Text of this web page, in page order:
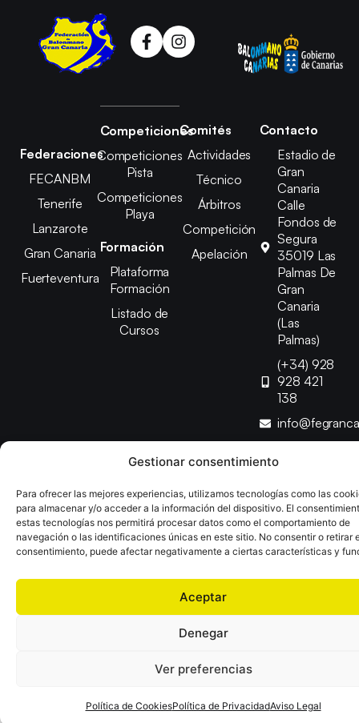
Gestionar consentimiento
Para ofrecer las mejores experiencias, utilizamos tecnologías como las
para almacenar y/o acceder a la información del dispositivo. El
estas tecnologías nos permitirá procesar datos como el comportamiento de
navegación o las identificaciones únicas en este sitio. No consentir o retirar
consentimiento, puede afectar negativamente a ciertas características y
Aceptar
Denegar
Ver preferencias
Política de CookiesPolítica de PrivacidadAviso Legal
Federaciones
FECANBM
Tenerife
Lanzarote
Gran Canaria
Fuerteventura
Competiciones
Competiciones
Pista
Competiciones
Playa
Formación
Plataforma
Formación
Listado de
Cursos
Comités
Actividades
Técnico
Árbitros
Competición
Apelación
Contacto
Estadio de
Gran
Canaria
Calle
Fondos de
Segura
35019 Las
Palmas De
Gran
Canaria
(Las
Palmas)
(+34) 928
928 421
138
Desarrollado porTOOOLS
Aviso LegalPolítica de CookiesPolítica de Privacidad
Declaración de AccesibilidadPolítica de Ventas